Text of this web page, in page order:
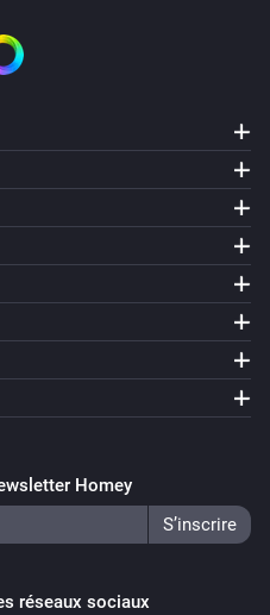
Homey
réseaux sociaux